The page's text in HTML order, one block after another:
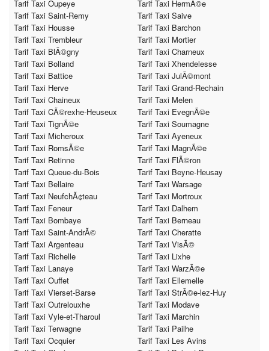
Tarif Taxi Oupeye
Tarif Taxi HermÃ©e
Tarif Taxi Saint-Remy
Tarif Taxi Saive
Tarif Taxi Housse
Tarif Taxi Barchon
Tarif Taxi Trembleur
Tarif Taxi Mortier
Tarif Taxi BlÃ©gny
Tarif Taxi Charneux
Tarif Taxi Bolland
Tarif Taxi Xhendelesse
Tarif Taxi Battice
Tarif Taxi JulÃ©mont
Tarif Taxi Herve
Tarif Taxi Grand-Rechain
Tarif Taxi Chaineux
Tarif Taxi Melen
Tarif Taxi CÃ©rexhe-Heuseux
Tarif Taxi EvegnÃ©e
Tarif Taxi TignÃ©e
Tarif Taxi Soumagne
Tarif Taxi Micheroux
Tarif Taxi Ayeneux
Tarif Taxi RomsÃ©e
Tarif Taxi MagnÃ©e
Tarif Taxi Retinne
Tarif Taxi FlÃ©ron
Tarif Taxi Queue-du-Bois
Tarif Taxi Beyne-Heusay
Tarif Taxi Bellaire
Tarif Taxi Warsage
Tarif Taxi NeufchÃ¢teau
Tarif Taxi Mortroux
Tarif Taxi Feneur
Tarif Taxi Dalhem
Tarif Taxi Bombaye
Tarif Taxi Berneau
Tarif Taxi Saint-AndrÃ©
Tarif Taxi Cheratte
Tarif Taxi Argenteau
Tarif Taxi VisÃ©
Tarif Taxi Richelle
Tarif Taxi Lixhe
Tarif Taxi Lanaye
Tarif Taxi WarzÃ©e
Tarif Taxi Ouffet
Tarif Taxi Ellemelle
Tarif Taxi Vierset-Barse
Tarif Taxi StrÃ©e-lez-Huy
Tarif Taxi Outrelouxhe
Tarif Taxi Modave
Tarif Taxi Vyle-et-Tharoul
Tarif Taxi Marchin
Tarif Taxi Terwagne
Tarif Taxi Pailhe
Tarif Taxi Ocquier
Tarif Taxi Les Avins